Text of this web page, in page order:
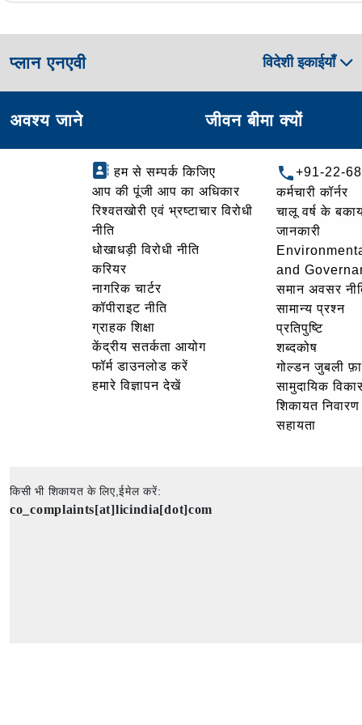
प्लान एनएवी विदेशी इकाईयाँ
अवश्य जाने जीवन बीमा क्यों
हम से सम्पर्क किजिए
आप की पूंजी आप का अधिकार
रिश्वतखोरी एवं भ्रष्टाचार विरोधी
नीति
धोखाधड़ी विरोधी नीति
करियर
नागरिक चार्टर
कॉपीराइट नीति
ग्राहक शिक्षा
केंद्रीय सतर्कता आयोग
फॉर्म डाउनलोड करें
हमारे विज्ञापन देखें
+91-22-
कर्मचारी कॉर्नर
चालू वर्ष के
जानकारी
and
समान अवसर
सामान्य प्रश्न
प्रतिपुष्टि
शब्दकोष
गोल्‍डन जुबली
सामुदायिक
शिकायत निवारण
सहायता
किसी भी शिकायत के लिए,ईमेल करें:
co_complaints[at]licindia[dot]com